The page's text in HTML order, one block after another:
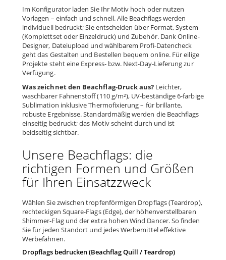
Im Konfigurator laden Sie Ihr Motiv hoch oder nutzen
Vorlagen – einfach und schnell. Alle Beachflags werden
individuell bedruckt; Sie entscheiden über Format, System
(Komplettset oder Einzeldruck) und Zubehör. Dank Online-
Designer, Dateiupload und wählbarem Profi-Datencheck
geht das Gestalten und Bestellen bequem online. Für eilige
Projekte steht eine Express- bzw. Next-Day-Lieferung zur
Verfügung.
Was zeichnet den Beachflag-Druck aus? Leichter,
waschbarer Fahnenstoff (110 g/m²), UV-beständige 6-farbige
Sublimation inklusive Thermofixierung – für brillante,
robuste Ergebnisse. Standardmäßig werden die Beachflags
einseitig bedruckt; das Motiv scheint durch und ist
beidseitig sichtbar.
Unsere Beachflags: die
richtigen Formen und Größen
für Ihren Einsatzzweck
Wählen Sie zwischen tropfenförmigen Dropflags (Teardrop),
rechteckigen Square-Flags (Edge), der höhenverstellbaren
Shimmer-Flag und der extra hohen Wind Dancer. So finden
Sie für jeden Standort und jedes Werbemittel effektive
Werbefahnen.
Dropflags bedrucken (Beachflag Quill / Teardrop)